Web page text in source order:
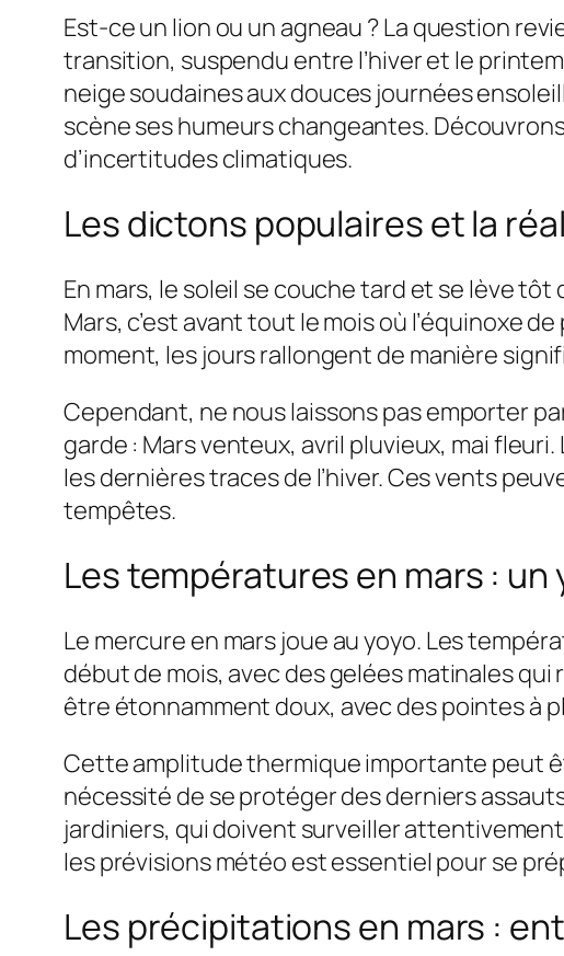
Est-ce un lion ou un agneau ? La question
transition, suspendu entre l’hiver et le
neige soudaines aux douces journées
scène ses humeurs changeantes.
d’incertitudes climatiques.
Les dictons populaires et la
En mars, le soleil se couche tard et se lève
Mars, c’est avant tout le mois où l’équinoxe
moment, les jours rallongent de manière
Cependant, ne nous laissons pas emporter
garde : Mars venteux, avril pluvieux, mai
les dernières traces de l’hiver. Ces vents
tempêtes.
Les températures en mars :
Le mercure en mars joue au yoyo. Les
début de mois, avec des gelées matinales qui
être étonnamment doux, avec des pointes à
Cette amplitude thermique importante peut
nécessité de se protéger des derniers
jardiniers, qui doivent surveiller
les prévisions météo est essentiel pour se
Les précipitations en mars :